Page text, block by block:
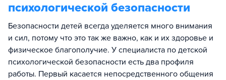
психологической безопасности
Безопасности детей всегда уделяется много внимания
и сил, потому что это так же важно, как и их здоровье и
физическое благополучие. У специалиста по детской
психологической безопасности есть два профиля
работы. Первый касается непосредственного общения